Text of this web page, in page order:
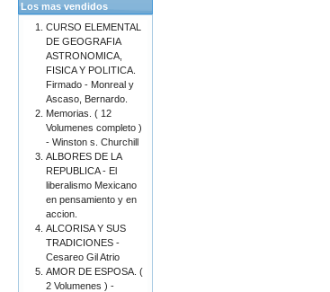
Los mas vendidos
CURSO ELEMENTAL
DE GEOGRAFIA
ASTRONOMICA,
FISICA Y POLITICA.
Firmado - Monreal y
Ascaso, Bernardo.
Memorias. ( 12
Volumenes completo )
- Winston s. Churchill
ALBORES DE LA
REPUBLICA - El
liberalismo Mexicano
en pensamiento y en
accion.
ALCORISA Y SUS
TRADICIONES -
Cesareo Gil Atrio
AMOR DE ESPOSA. (
2 Volumenes ) -